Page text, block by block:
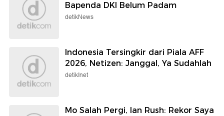
Bapenda DKI Belum Padam
detikNews
Indonesia Tersingkir dari Piala AFF
2026, Netizen: Janggal, Ya Sudahlah
detikInet
Mo Salah Pergi, Ian Rush: Rekor Saya